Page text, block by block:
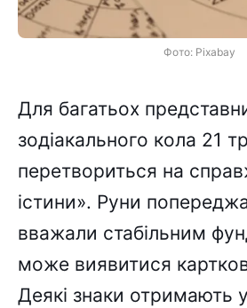
Фото: Pixabay
Для багатьох
зодіакального кола 21
перетвориться на
істини». Руни
вважали стабільним
може виявитися
Деякі знаки отримають